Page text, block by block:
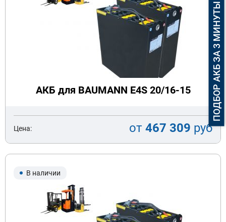
АКБ для BAUMANN E4S 20/16-15
Цена: от 467 309 руб
В наличии
ПОДБОР АКБ ЗА 3 МИНУТЫ